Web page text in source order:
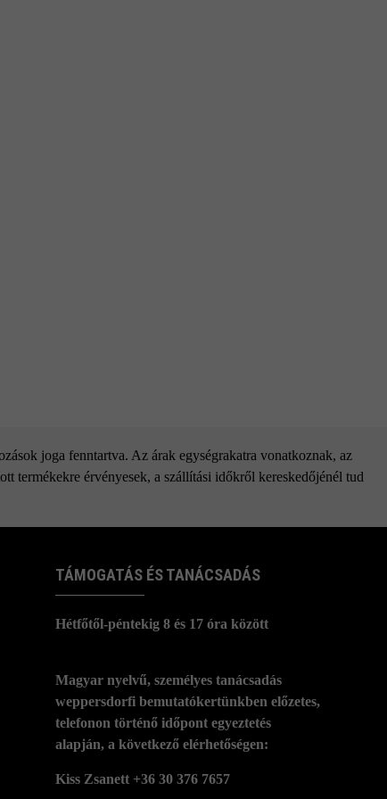
joga fenntartva. Az árak egységrakatra vonatkoznak, az
termékekre érvényesek, a szállítási időkről kereskedőjénél tud
TÁMOGATÁS ÉS TANÁCSADÁS
Hétfőtől-péntekig 8 és 17 óra között
Magyar nyelvű, személyes tanácsadás
weppersdorfi bemutatókertünkben előzetes,
telefonon történő időpont egyeztetés
alapján, a következő elérhetőségen:
Kiss Zsanett +36 30 376 7657